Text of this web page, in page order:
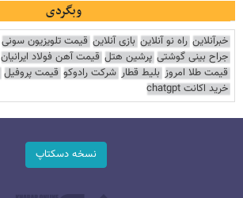
وبگردی
خبرآنلاین راه نو آنلاین بازی آنلاین قیمت تلویزیون سونی
جراح بینی گوشتی پرشین هتل قیمت آهن فولاد ایرانیان
قیمت طلا امروز بلیط قطار شرکت رادوکو قیمت پروفیل
خرید اکانت chatgpt
نسخه دسکتاپ